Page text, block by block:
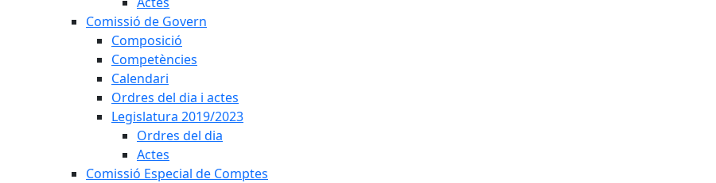
Comissió de Govern
Composició
Competències
Calendari
Ordres del dia i actes
Legislatura 2019/2023
Ordres del dia
Actes
Comissió Especial de Comptes